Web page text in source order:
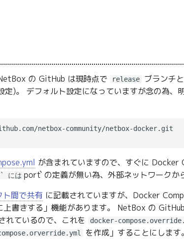
の GitHub は現時点で release ブランチと
定)。 デフォルト設定になっていますが念の為、
が含まれていますので、すぐに Docker
には port` の定義が無い為、外部ネットワークか
間で共有 に記載されていますが、Docker
上書きする」機能があります。 NetBox の
れているので、これを docker-
を作成」することにします